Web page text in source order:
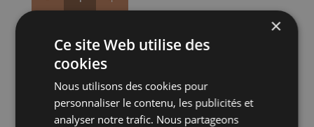
de
à
oreilles
cocotte
UGS :ND Catégorie : Non classé
×
Ce site Web utilise des
cookies
Nous utilisons des cookies pour
personnaliser le contenu, les publicités et
analyser notre trafic. Nous partageons